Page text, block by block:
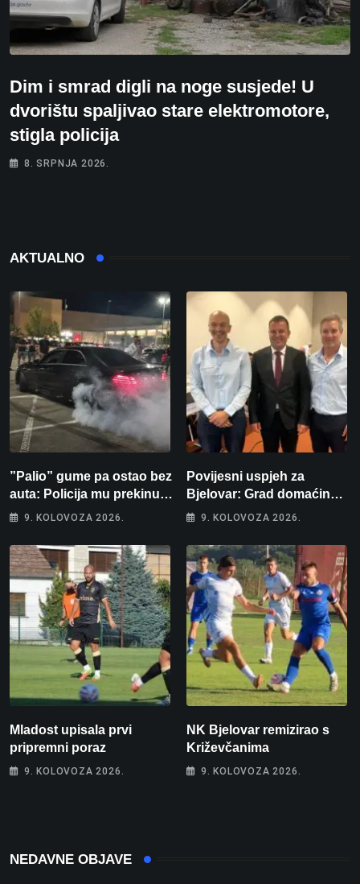
Dim i smrad digli na noge susjede! U
dvorištu spaljivao stare elektromotore,
stigla policija
8. SRPNJA 2026.
AKTUALNO
”Palio” gume pa ostao bez
auta: Policija mu prekinula
”show” na parkingu u
9. KOLOVOZA 2026.
Povijesni uspjeh za
Bjelovar: Grad domaćin
Europskog juniorskog
9. KOLOVOZA 2026.
Mladost upisala prvi
pripremni poraz
9. KOLOVOZA 2026.
NK Bjelovar remizirao s
Križevčanima
9. KOLOVOZA 2026.
NEDAVNE OBJAVE